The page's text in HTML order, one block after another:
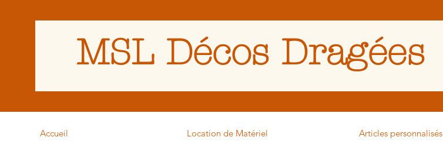
MSL Décos Dragées
Accueil Location de Matériel Articles personnalisés